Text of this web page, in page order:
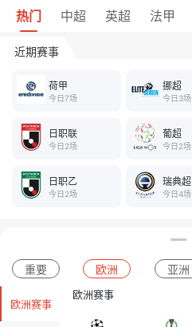
热门 中超 英超 法甲
近期赛事
荷甲
今日7场
挪超
今日3场
日职联
今日2场
葡超
今日2场
日职乙
今日2场
瑞典超
今日4场
重要 欧洲 亚洲
欧洲赛事
欧洲赛事